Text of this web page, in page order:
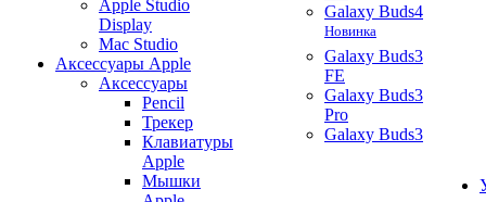
Apple Studio
Display
Mac Studio
Аксессуары Apple
Аксессуары
Pencil
Трекер
Клавиатуры
Apple
Мышки
Galaxy Buds4
Новинка
Galaxy Buds3
FE
Galaxy Buds3
Pro
Galaxy Buds3